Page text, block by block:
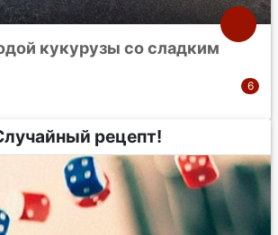
кукурузы со сладким
рецепт!